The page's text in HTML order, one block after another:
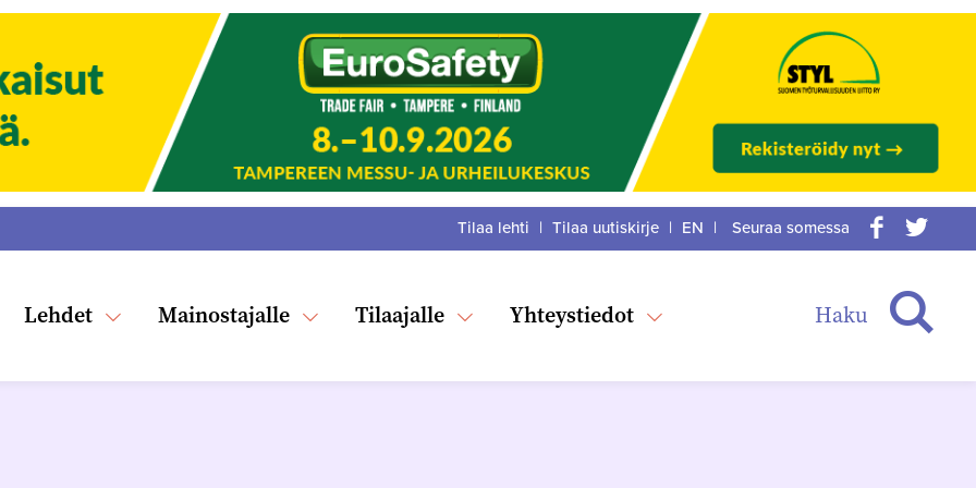
Lehdet Mainostajalle Tilaajalle Yhteystiedot Haku
Tilaa lehti | Tilaa uutiskirje | EN |
Seuraa somessa
:Facebook
Twitter